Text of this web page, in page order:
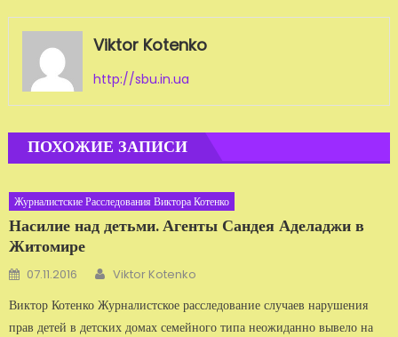
Viktor Kotenko
http://sbu.in.ua
ПОХОЖИЕ ЗАПИСИ
Журналистские Расследования Виктора Котенко
Насилие над детьми. Агенты Сандея Аделаджи в
Житомире
Добавлено
07.11.2016 Автор
Viktor Kotenko
Виктор Котенко Журналистское расследование случаев нарушения
прав детей в детских домах семейного типа неожиданно вывело на